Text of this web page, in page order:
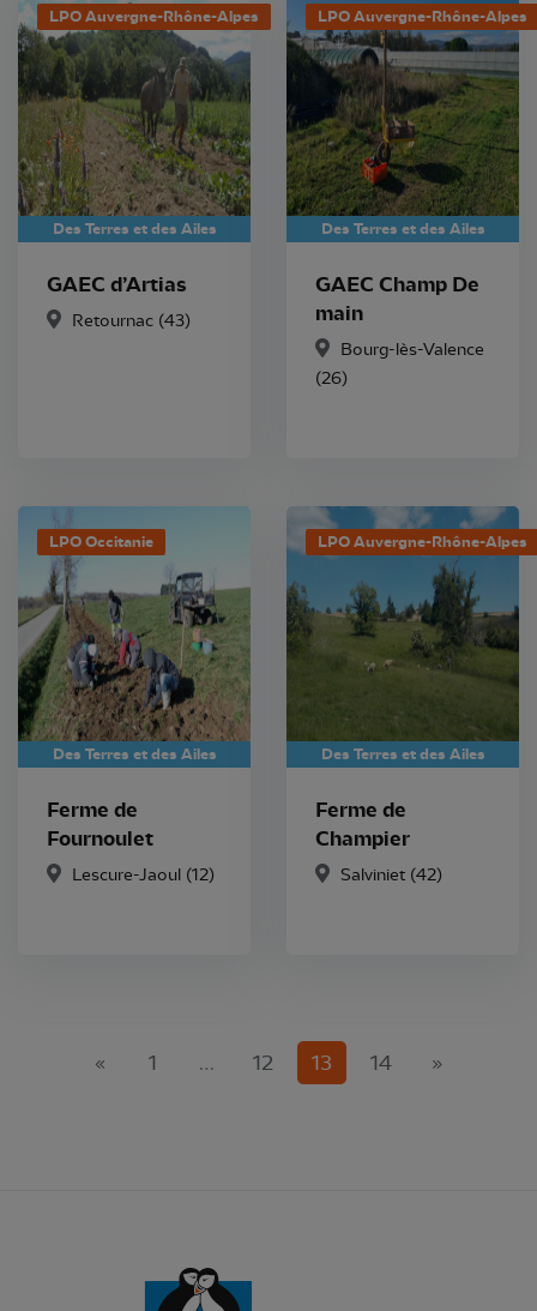
LPO Auvergne-Rhône-Alpes
Des Terres et des Ailes
GAEC d’Artias
Retournac (43)
LPO Auvergne-Rhône-Alpes
Des Terres et des Ailes
GAEC Champ De
main
Bourg-lès-Valence
(26)
LPO Occitanie
Des Terres et des Ailes
Ferme de
Fournoulet
Lescure-Jaoul (12)
LPO Auvergne-Rhône-Alpes
Des Terres et des Ailes
Ferme de
Champier
Salviniet (42)
« 1 … 12 13(current)
14 »